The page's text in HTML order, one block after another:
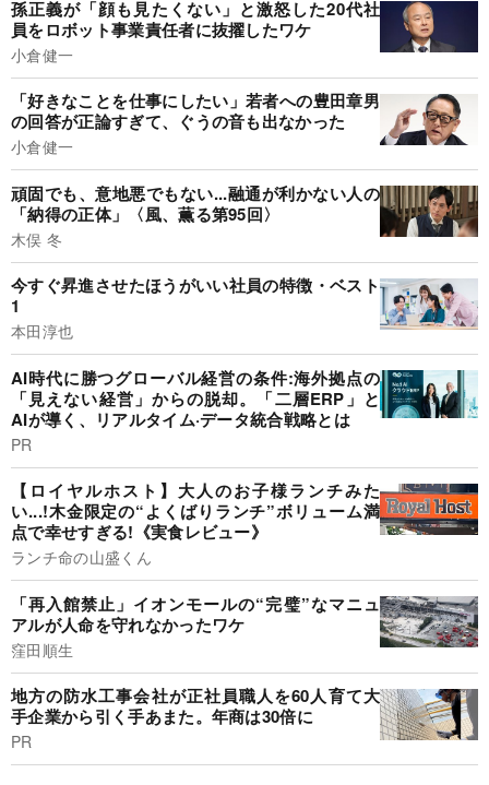
孫正義が「顔も見たくない」と激怒した20代社
員をロボット事業責任者に抜擢したワケ
小倉健一
「好きなことを仕事にしたい」若者への豊田章男
の回答が正論すぎて、ぐうの音も出なかった
小倉健一
頑固でも、意地悪でもない...融通が利かない人の
「納得の正体」〈風、薫る第95回〉
木俣 冬
今すぐ昇進させたほうがいい社員の特徴・ベスト
1
本田淳也
AI時代に勝つグローバル経営の条件:海外拠点の
「見えない経営」からの脱却。「二層ERP」と
AIが導く、リアルタイム·データ統合戦略とは
PR
【ロイヤルホスト】大人のお子様ランチみた
い...!木金限定の“よくばりランチ”ボリューム満
点で幸せすぎる!《実食レビュー》
ランチ命の山盛くん
「再入館禁止」イオンモールの“完璧”なマニュ
アルが人命を守れなかったワケ
窪田順生
地方の防水工事会社が正社員職人を60人育て大
手企業から引く手あまた。年商は30倍に
PR